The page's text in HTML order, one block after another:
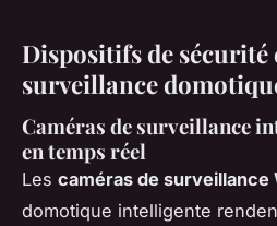
Dispositifs de sécurité
surveillance
Caméras de surveillance
en temps réel
Les caméras de surveillance
domotique intelligente